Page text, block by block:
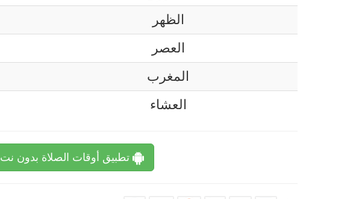
الظهر
العصر
المغرب
العشاء
تطبيق أوقات الصلاة بدون نت